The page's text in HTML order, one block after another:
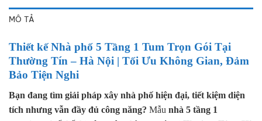
MÔ TẢ
Thiết kế Nhà phố 5 Tầng 1 Tum Trọn Gói Tại
Thường Tín – Hà Nội | Tối Ưu Không Gian, Đảm
Bảo Tiện Nghi
Bạn đang tìm giải pháp xây nhà phố hiện đại, tiết kiệm diện
tích nhưng vẫn đầy đủ công năng? Mẫu nhà 5 tầng 1